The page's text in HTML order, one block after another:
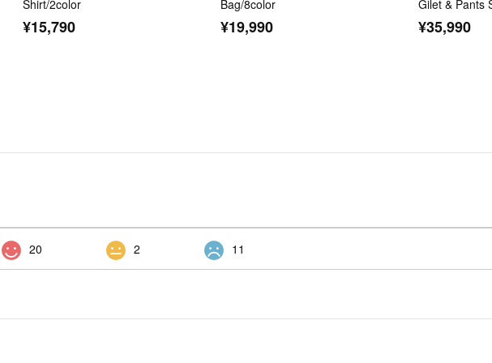
Shirt/2color
¥15,790
Bag/8color
¥19,990
Gilet & Pants
¥35,990
20 2 11